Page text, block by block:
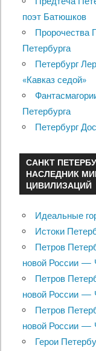
поэт Батюшков
Пророчества
Петербурга
Петербург
«Кавказ седой»
Петербурга
Петербург
САНКТ
НАСЛЕДНИК
ЦИВИЛИЗАЦИЙ
Идеальные
Истоки
Петров
новой России —
Петров
новой России —
Петров
новой России —
Герои